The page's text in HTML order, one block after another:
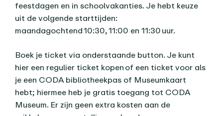
feestdagen en in schoolvakanties. Je hebt keuze
uit de volgende starttijden:
maandagochtend 10:30, 11:00 en 11:30 uur.
Boek je ticket via onderstaande button. Je kunt
hier een regulier ticket kopen of een ticket voor als
je een CODA bibliotheekpas of Museumkaart
hebt; hiermee heb je gratis toegang tot CODA
Museum. Er zijn geen extra kosten aan de